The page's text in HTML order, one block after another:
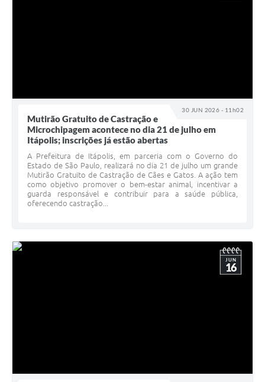
30 JUN 2026 - 11h02
Mutirão Gratuito de Castração e
Microchipagem acontece no dia 21 de julho em
Itápolis; inscrições já estão abertas
A Prefeitura de Itápolis, em parceria com o Governo do
Estado de São Paulo, realizará no dia 21 de julho um grande
Mutirão Gratuito de Castração de Cães e Gatos. A ação tem
como objetivo promover o bem-estar animal, incentivar a
guarda responsável e contribuir para a saúde pública,
oferecendo castração...
JUN
16